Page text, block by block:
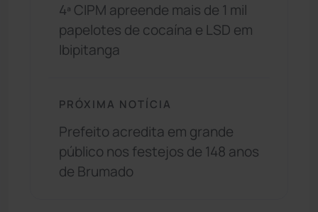
4ª CIPM apreende mais de 1 mil
papelotes de cocaína e LSD em
Ibipitanga
PRÓXIMA NOTÍCIA
Prefeito acredita em grande
público nos festejos de 148 anos
de Brumado